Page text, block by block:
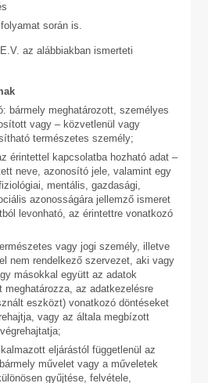
során is.
az alábbiakban ismerteti
bármely meghatározott, személyes
vagy – közvetlenül vagy
természetes személy;
érintettel kapcsolatba hozható adat –
neve, azonosító jele, valamint egy
mentális, gazdasági,
azonosságára jellemző ismeret
levonható, az érintettre vonatkozó
vagy jogi személy, illetve
nem rendelkező szervezet, aki vagy
másokkal együtt az adatok
meghatározza, az adatkezelésre
eszközt) vonatkozó döntéseket
vagy az általa megbízott
eljárástól függetlenül az
művelet vagy a műveletek
gyűjtése, felvétele,